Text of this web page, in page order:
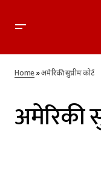
Home»अमेरिकी सुप्रीम कोर्ट
अमेरिकी